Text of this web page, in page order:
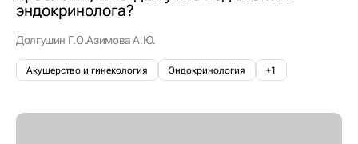
эндокринолога?
Долгушин Г.О.Азимова А.Ю.
Акушерство и гинекология Эндокринология +1